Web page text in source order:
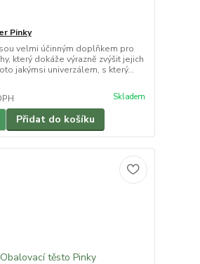
Pinky
velmi účinným doplňkem pro
který dokáže výrazně zvýšit jejich
jakýmsi univerzálem, s který...
Skladem
Přidat do košíku